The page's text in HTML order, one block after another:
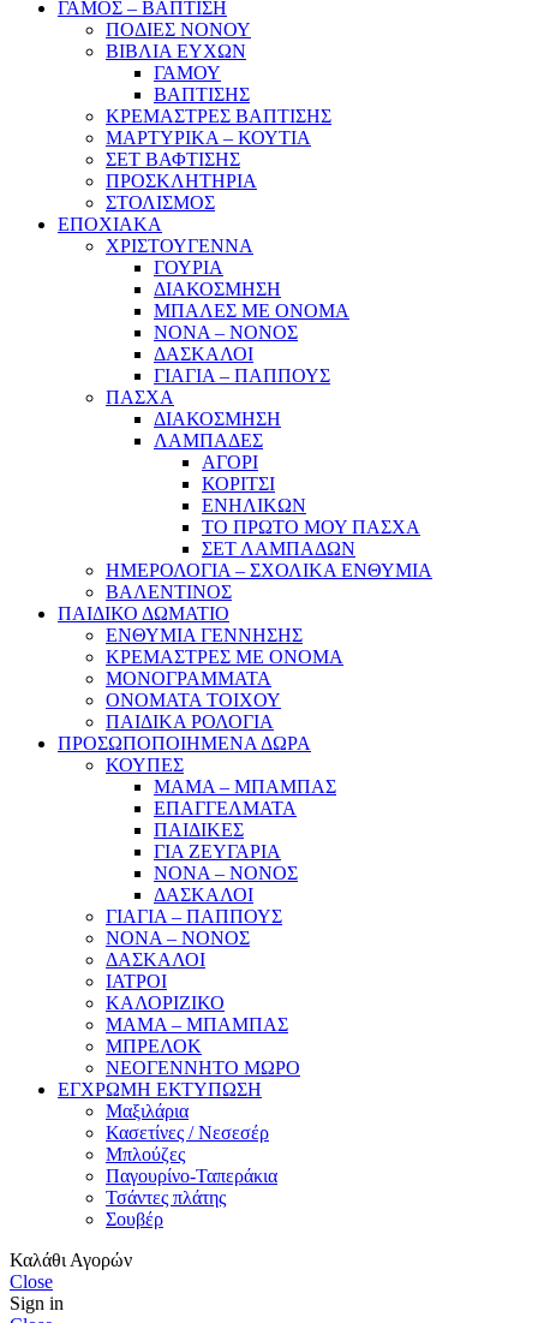
ΓΑΜΟΣ – ΒΑΠΤΙΣΗ
ΠΟΔΙΕΣ ΝΟΝΟΥ
ΒΙΒΛΙΑ ΕΥΧΩΝ
ΓΑΜΟΥ
ΒΑΠΤΙΣΗΣ
ΚΡΕΜΑΣΤΡΕΣ ΒΑΠΤΙΣΗΣ
ΜΑΡΤΥΡΙΚΑ – ΚΟΥΤΙΑ
ΣΕΤ ΒΑΦΤΙΣΗΣ
ΠΡΟΣΚΛΗΤΗΡΙΑ
ΣΤΟΛΙΣΜΟΣ
ΕΠΟΧΙΑΚΑ
ΧΡΙΣΤΟΥΓΕΝΝΑ
ΓΟΥΡΙΑ
ΔΙΑΚΟΣΜΗΣΗ
ΜΠΑΛΕΣ ΜΕ ΟΝΟΜΑ
ΝΟΝΑ – ΝΟΝΟΣ
ΔΑΣΚΑΛΟΙ
ΓΙΑΓΙΑ – ΠΑΠΠΟΥΣ
ΠΑΣΧΑ
ΔΙΑΚΟΣΜΗΣΗ
ΛΑΜΠΑΔΕΣ
ΑΓΟΡΙ
ΚΟΡΙΤΣΙ
ΕΝΗΛΙΚΩΝ
ΤΟ ΠΡΩΤΟ ΜΟΥ ΠΑΣΧΑ
ΣΕΤ ΛΑΜΠΑΔΩΝ
ΗΜΕΡΟΛΟΓΙΑ – ΣΧΟΛΙΚΑ ΕΝΘΥΜΙΑ
ΒΑΛΕΝΤΙΝΟΣ
ΠΑΙΔΙΚΟ ΔΩΜΑΤΙΟ
ΕΝΘΥΜΙΑ ΓΕΝΝΗΣΗΣ
ΚΡΕΜΑΣΤΡΕΣ ΜΕ ΟΝΟΜΑ
ΜΟΝΟΓΡΑΜΜΑΤΑ
ΟΝΟΜΑΤΑ ΤΟΙΧΟΥ
ΠΑΙΔΙΚΑ ΡΟΛΟΓΙΑ
ΠΡΟΣΩΠΟΠΟΙΗΜΕΝΑ ΔΩΡΑ
ΚΟΥΠΕΣ
ΜΑΜΑ – ΜΠΑΜΠΑΣ
ΕΠΑΓΓΕΛΜΑΤΑ
ΠΑΙΔΙΚΕΣ
ΓΙΑ ΖΕΥΓΑΡΙΑ
ΝΟΝΑ – ΝΟΝΟΣ
ΔΑΣΚΑΛΟΙ
ΓΙΑΓΙΑ – ΠΑΠΠΟΥΣ
ΝΟΝΑ – ΝΟΝΟΣ
ΔΑΣΚΑΛΟΙ
ΙΑΤΡΟΙ
ΚΑΛΟΡΙΖΙΚΟ
ΜΑΜΑ – ΜΠΑΜΠΑΣ
ΜΠΡΕΛΟΚ
ΝΕΟΓΕΝΝΗΤΟ ΜΩΡΟ
ΕΓΧΡΩΜΗ ΕΚΤΥΠΩΣΗ
Μαξιλάρια
Κασετίνες / Νεσεσέρ
Μπλούζες
Παγουρίνο-Ταπεράκια
Τσάντες πλάτης
Σουβέρ
Καλάθι Αγορών
Close
Sign in